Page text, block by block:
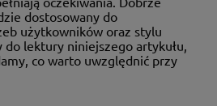
dostosowany do
użytkowników oraz stylu
lektury niniejszego artykułu,
co warto uwzględnić przy